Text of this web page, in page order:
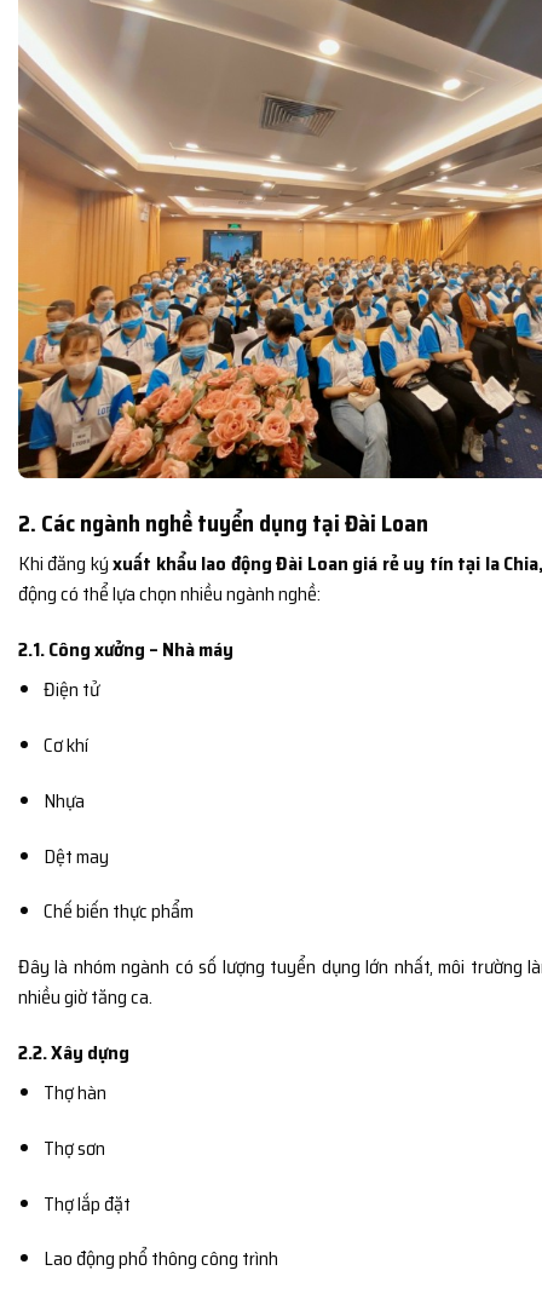
2. Các ngành nghề tuyển dụng tại Đài Loan
Khi đăng kýxuất khẩu lao động Đài Loan giá rẻ uy tín tại Ia
động có thể lựa chọn nhiều ngành nghề:
2.1. Công xưởng – Nhà máy
Điện tử
Cơ khí
Nhựa
Dệt may
Chế biến thực phẩm
Đây là nhóm ngành có số lượng tuyển dụng lớn nhất, môi trường
nhiều giờ tăng ca.
2.2. Xây dựng
Thợ hàn
Thợ sơn
Thợ lắp đặt
Lao động phổ thông công trình